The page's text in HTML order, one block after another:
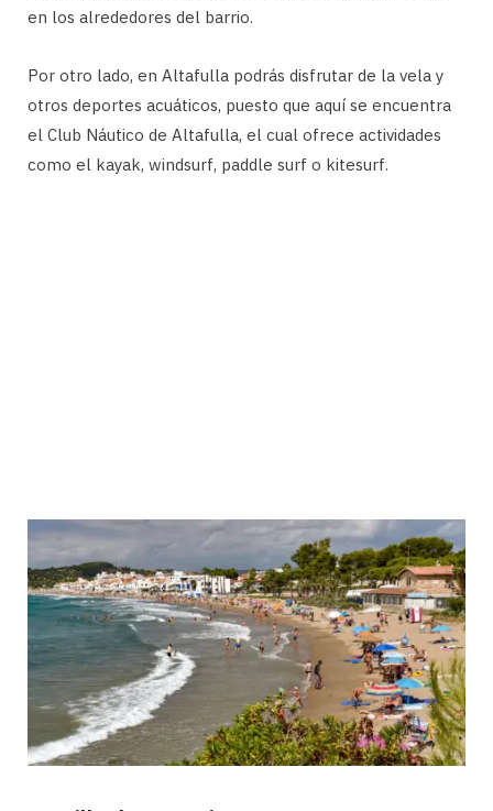
en los alrededores del barrio.
Por otro lado, en Altafulla podrás disfrutar de la vela y
otros deportes acuáticos, puesto que aquí se encuentra
el Club Náutico de Altafulla, el cual ofrece actividades
como el kayak, windsurf, paddle surf o kitesurf.